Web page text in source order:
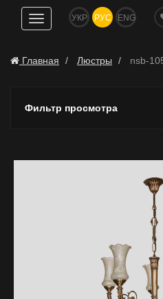
Показать
навигацию
УКР РУС ENG
Главная Люстры nsb-
Фильтр просмотра